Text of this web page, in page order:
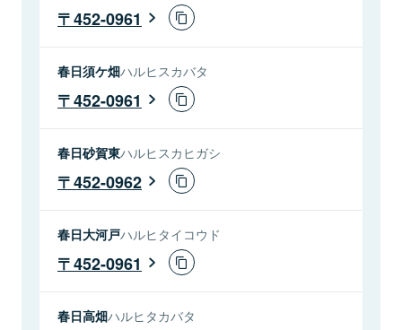
452-0961
春日須ケ畑ハルヒスカバタ
452-0961
春日砂賀東ハルヒスカヒガシ
452-0962
春日大河戸ハルヒタイコウド
452-0961
春日高畑ハルヒタカバタ